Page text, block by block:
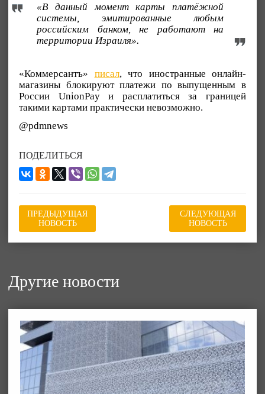
«В данный момент карты платёжной
системы, эмитированные любым
российским банком, не работают на
территории Израиля».
«Коммерсантъ» писал, что иностранные онлайн-
магазины блокируют платежи по выпущенным в
России UnionPay и расплатиться за границей
такими картами практически невозможно.
@pdmnews
ПОДЕЛИТЬСЯ
ПРЕДЫДУЩАЯ
НОВОСТЬ
СЛЕДУЮЩАЯ
НОВОСТЬ
Другие новости